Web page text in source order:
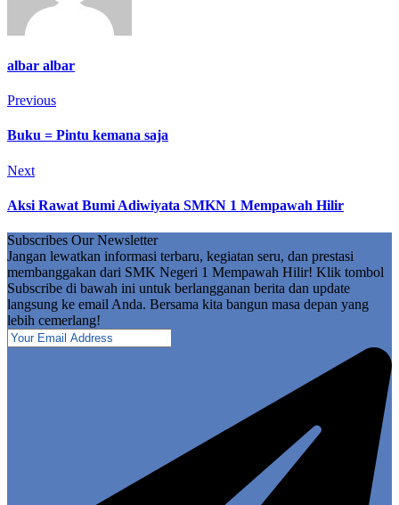
albar albar
Post
navigation
Previous
Previous
Buku = Pintu kemana saja
Next
Next
Aksi Rawat Bumi Adiwiyata SMKN 1 Mempawah Hilir
Subscribes Our Newsletter
Jangan lewatkan informasi terbaru, kegiatan seru, dan prestasi
membanggakan dari SMK Negeri 1 Mempawah Hilir! Klik tombol
Subscribe di bawah ini untuk berlangganan berita dan update
langsung ke email Anda. Bersama kita bangun masa depan yang
lebih cemerlang!